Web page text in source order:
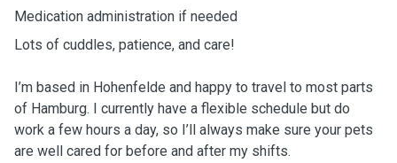
Medication administration if needed
Lots of cuddles, patience, and care!
I’m based in Hohenfelde and happy to travel to most parts
of Hamburg. I currently have a flexible schedule but do
work a few hours a day, so I’ll always make sure your pets
are well cared for before and after my shifts.